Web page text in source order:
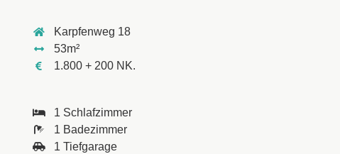
Karpfenweg 18
53m²
1.800 + 200 NK.
1 Schlafzimmer
1 Badezimmer
1 Tiefgarage